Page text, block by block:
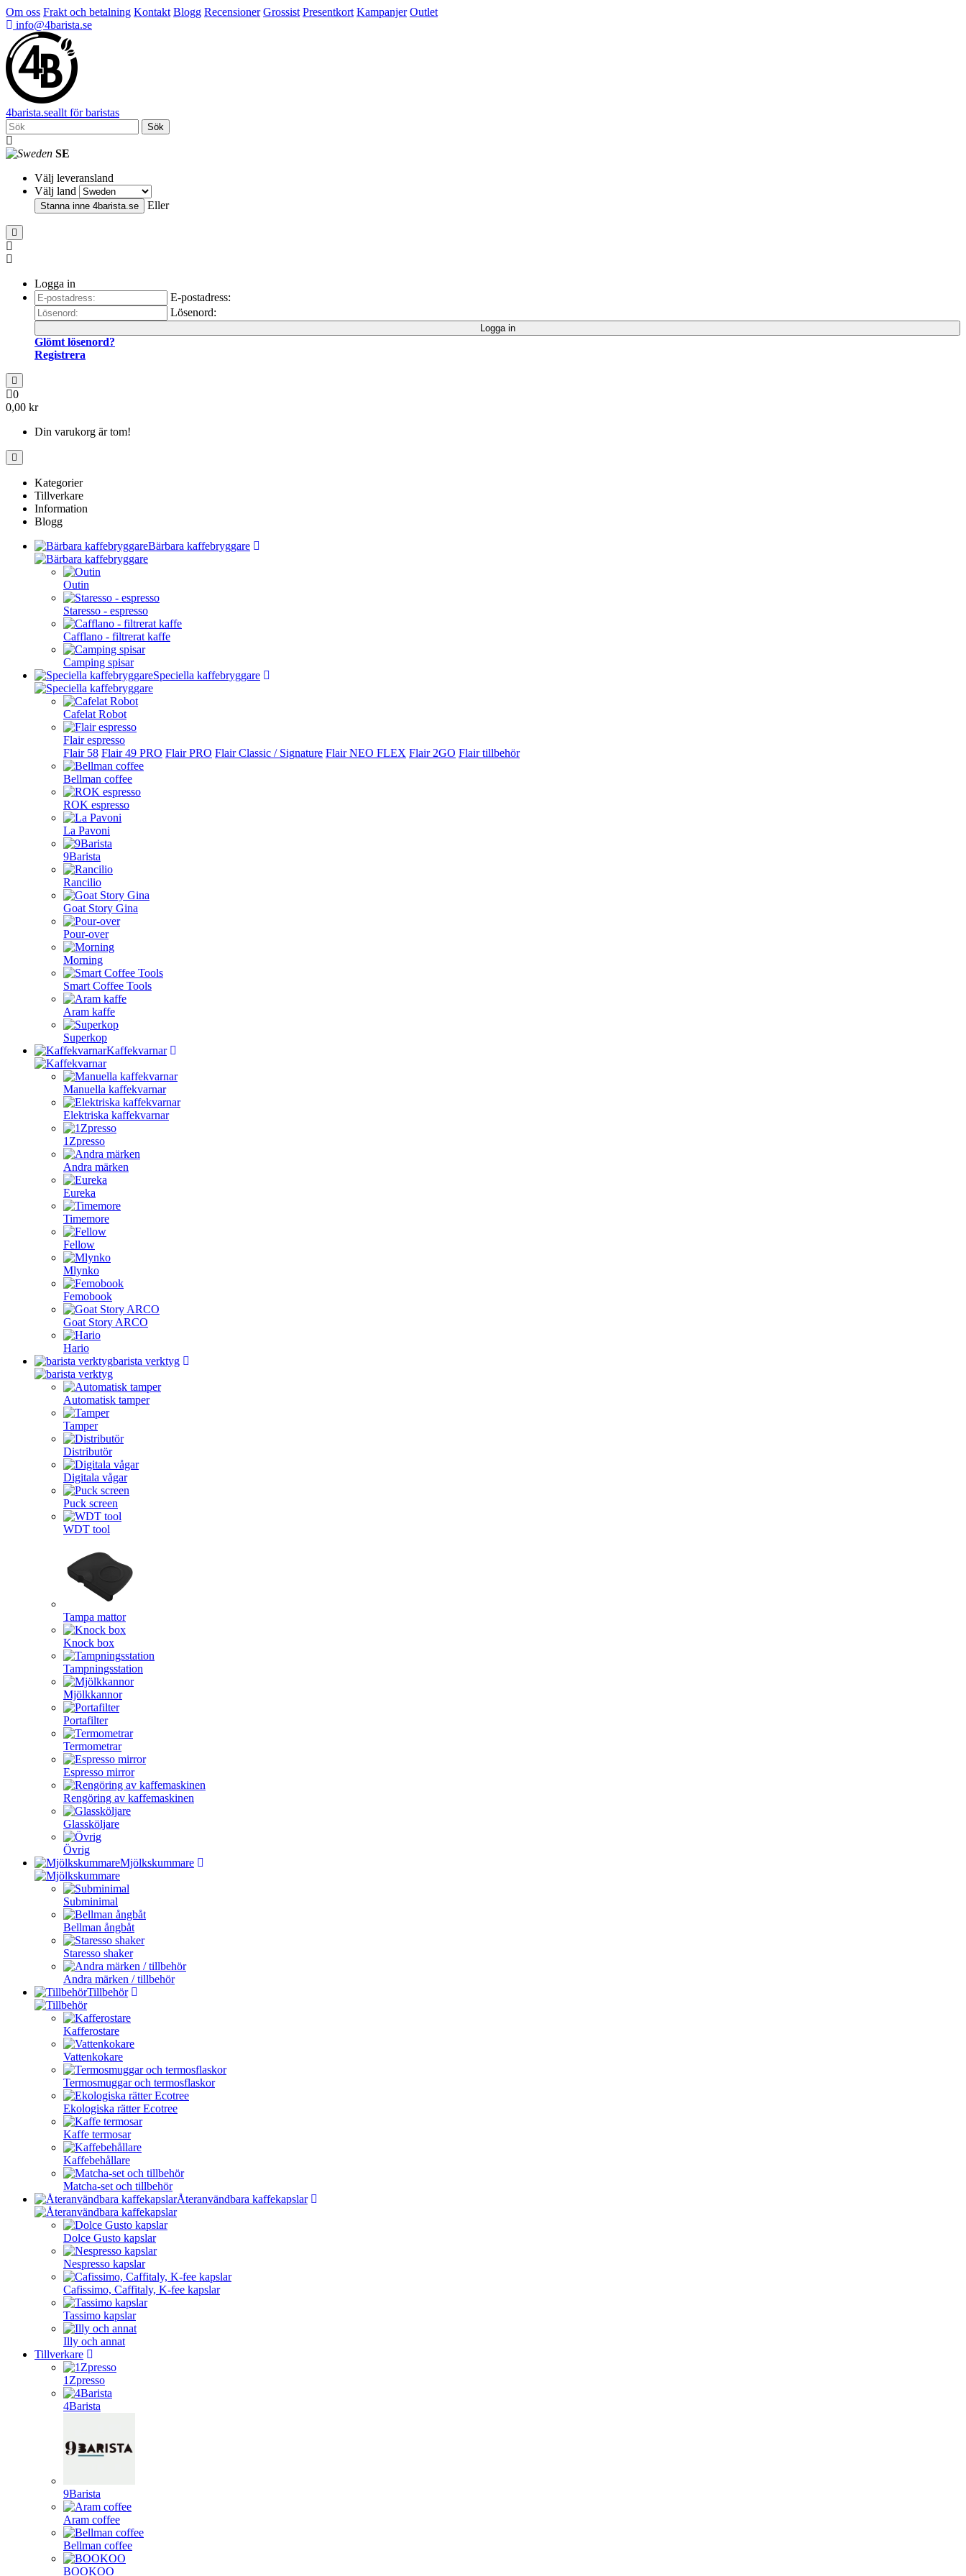
Om oss Frakt och betalning Kontakt Blogg Recensioner Grossist Presentkort Kampanjer Outlet
info@4barista.se
4barista.seallt för baristas
Sök
SE
Välj leveransland
Välj land
Stanna inne 4barista.se Eller
Logga in
E-postadress:
Lösenord:
Logga in
Glömt lösenord?
Registrera
0
0,00 kr
Din varukorg är tom!
Kategorier
Tillverkare
Information
Blogg
Bärbara kaffebryggare
Outin
Staresso - espresso
Cafflano - filtrerat kaffe
Camping spisar
Speciella kaffebryggare
Cafelat Robot
Flair espresso
Flair 58 Flair 49 PRO Flair PRO Flair Classic / Signature Flair NEO FLEX Flair 2GO Flair tillbehör
Bellman coffee
ROK espresso
La Pavoni
9Barista
Rancilio
Goat Story Gina
Pour-over
Morning
Smart Coffee Tools
Aram kaffe
Superkop
Kaffekvarnar
Manuella kaffekvarnar
Elektriska kaffekvarnar
1Zpresso
Andra märken
Eureka
Timemore
Fellow
Mlynko
Femobook
Goat Story ARCO
Hario
barista verktyg
Automatisk tamper
Tamper
Distributör
Digitala vågar
Puck screen
WDT tool
Tampa mattor
Knock box
Tampningsstation
Mjölkkannor
Portafilter
Termometrar
Espresso mirror
Rengöring av kaffemaskinen
Glassköljare
Övrig
Mjölkskummare
Subminimal
Bellman ångbåt
Staresso shaker
Andra märken / tillbehör
Tillbehör
Kafferostare
Vattenkokare
Termosmuggar och termosflaskor
Ekologiska rätter Ecotree
Kaffe termosar
Kaffebehållare
Matcha-set och tillbehör
Återanvändbara kaffekapslar
Dolce Gusto kapslar
Nespresso kapslar
Cafissimo, Caffitaly, K-fee kapslar
Tassimo kapslar
Illy och annat
Tillverkare
1Zpresso
4Barista
9Barista
Aram coffee
Bellman coffee
BOOKOO